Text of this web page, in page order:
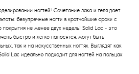
ногтей! Сочетание лака и геля дает
безупречные ногти в кратчайшие сроки с
покрытия не менее двух недель! Solid Lac - это
быстро и легко наносятся, могут быть
так и на искусственных ногтях. Выглядят как
Lac идеально подходит для ногтей на пальцах